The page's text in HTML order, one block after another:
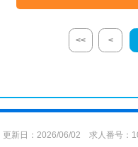
<< <
更新日：2026/06/02 求人番号：